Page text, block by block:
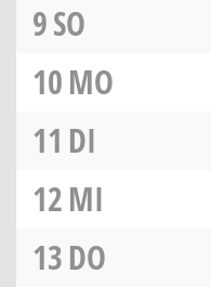
9SO
10MO
11 DI
12MI
13DO